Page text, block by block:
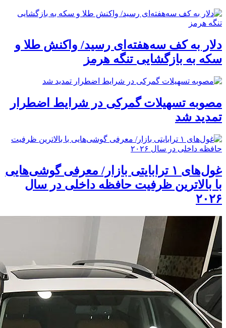
دلار به کف سه‌هفته‌ای رسید/ واکنش طلا و
سکه به بازگشایی تنگه هرمز
مصوبه تسهیلات گمرکی در شرایط اضطرار
تمدید شد
غول‌های ۱ ترابایتی بازار/ معرفی گوشی‌هایی
با بالاترین ظرفیت حافظه داخلی در سال
۲۰۲۶